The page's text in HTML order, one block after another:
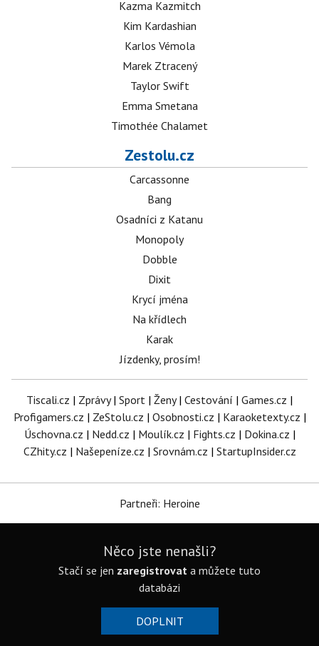
Kazma Kazmitch
Kim Kardashian
Karlos Vémola
Marek Ztracený
Taylor Swift
Emma Smetana
Timothée Chalamet
Zestolu.cz
Carcassonne
Bang
Osadníci z Katanu
Monopoly
Dobble
Dixit
Krycí jména
Na křídlech
Karak
Jízdenky, prosím!
Tiscali.cz | Zprávy| Sport | Ženy| Cestování | Games.cz |
Profigamers.cz | ZeStolu.cz | Osobnosti.cz | Karaoketexty.cz |
Úschovna.cz | Nedd.cz | Moulík.cz | Fights.cz | Dokina.cz |
CZhity.cz | Našepeníze.cz | Srovnám.cz | StartupInsider.cz
Partneři: Heroine
Něco jste nenašli?
Stačí se jen zaregistrovat a můžete tuto
databázi
DOPLNIT